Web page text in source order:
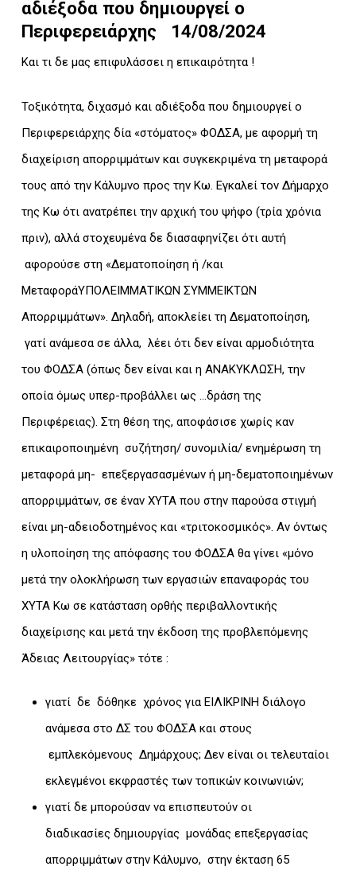
αδιέξοδα που δημιουργεί ο
Περιφερειάρχης 14/08/2024
Και τι δε μας επιφυλάσσει η επικαιρότητα !
Τοξικότητα, διχασμό και αδιέξοδα που δημιουργεί ο
Περιφερειάρχης δία «στόματος» ΦΟΔΣΑ, με αφορμή τη
διαχείριση απορριμμάτων και συγκεκριμένα τη μεταφορά
τους από την Κάλυμνο προς την Κω. Εγκαλεί τον Δήμαρχο
της Κω ότι ανατρέπει την αρχική του ψήφο (τρία χρόνια
πριν), αλλά στοχευμένα δε διασαφηνίζει ότι αυτή
αφορούσε στη «Δεματοποίηση ή /και
ΜεταφοράΥΠΟΛΕΙΜΜΑΤΙΚΩΝ ΣΥΜΜΕΙΚΤΩΝ
Απορριμμάτων». Δηλαδή, αποκλείει τη Δεματοποίηση,
γατί ανάμεσα σε άλλα, λέει ότι δεν είναι αρμοδιότητα
του ΦΟΔΣΑ (όπως δεν είναι και η ΑΝΑΚΥΚΛΩΣΗ, την
οποία όμως υπερ-προβάλλει ως …δράση της
Περιφέρειας). Στη θέση της, αποφάσισε χωρίς καν
επικαιροποιημένη συζήτηση/ συνομιλία/ ενημέρωση τη
μεταφορά μη- επεξεργασασμένων ή μη-δεματοποιημένων
απορριμμάτων, σε έναν ΧΥΤΑ που στην παρούσα στιγμή
είναι μη-αδειοδοτημένος και «τριτοκοσμικός». Αν όντως
η υλοποίηση της απόφασης του ΦΟΔΣΑ θα γίνει «μόνο
μετά την ολοκλήρωση των εργασιών επαναφοράς του
ΧΥΤΑ Κω σε κατάσταση ορθής περιβαλλοντικής
διαχείρισης και μετά την έκδοση της προβλεπόμενης
Άδειας Λειτουργίας» τότε :
γιατί δε δόθηκε χρόνος για ΕΙΛΙΚΡΙΝΗ διάλογο
ανάμεσα στο ΔΣ του ΦΟΔΣΑ και στους
εμπλεκόμενους Δημάρχους; Δεν είναι οι τελευταίοι
εκλεγμένοι εκφραστές των τοπικών κοινωνιών;
γιατί δε μπορούσαν να επισπευτούν οι
διαδικασίες δημιουργίας μονάδας επεξεργασίας
απορριμμάτων στην Κάλυμνο, στην έκταση 65